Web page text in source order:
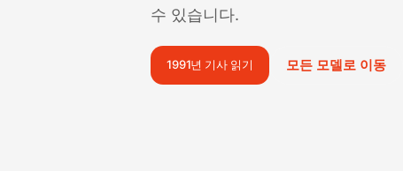
수 있습니다.
1991년 기사 읽기 모든 모델로 이동